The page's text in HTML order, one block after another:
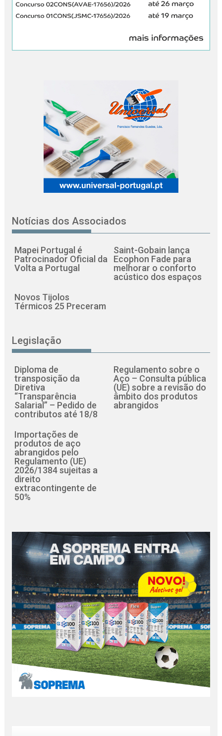
Notícias dos Associados
Mapei Portugal é
Patrocinador Oficial da
Volta a Portugal
Saint-Gobain lança
Ecophon Fade para
melhorar o conforto
acústico dos espaços
Novos Tijolos
Térmicos 25 Preceram
Legislação
Diploma de
transposição da
Diretiva
“Transparência
Salarial” – Pedido de
contributos até 18/8
Regulamento sobre o
Aço – Consulta pública
(UE) sobre a revisão do
âmbito dos produtos
abrangidos
Importações de
produtos de aço
abrangidos pelo
Regulamento (UE)
2026/1384 sujeitas a
direito
extracontingente de
50%